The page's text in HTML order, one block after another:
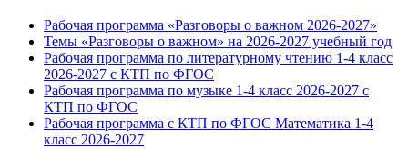
Рабочая программа «Разговоры о важном 2026-2027»
Темы «Разговоры о важном» на 2026-2027 учебный год
Рабочая программа по литературному чтению 1-4 класс
2026-2027 с КТП по ФГОС
Рабочая программа по музыке 1-4 класс 2026-2027 с
КТП по ФГОС
Рабочая программа с КТП по ФГОС Математика 1-4
класс 2026-2027